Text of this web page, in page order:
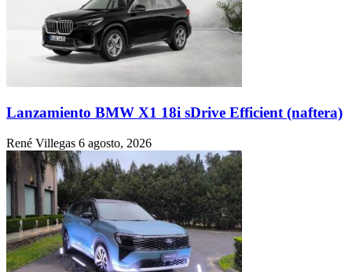
Lanzamiento BMW X1 18i sDrive Efficient (naftera)
René Villegas 6 agosto, 2026